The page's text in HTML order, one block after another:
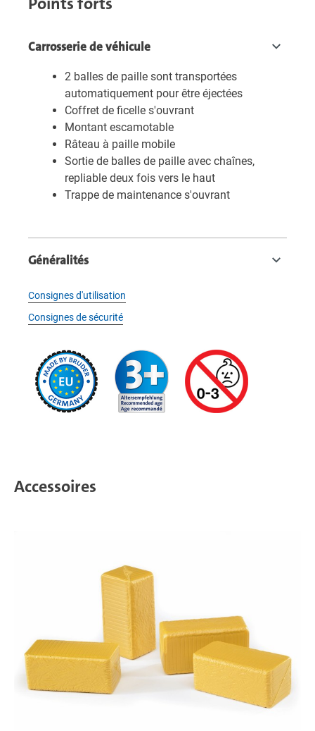
Carrosserie de véhicule
2 balles de paille sont transportées
automatiquement pour être éjectées
Coffret de ficelle s'ouvrant
Montant escamotable
Râteau à paille mobile
Sortie de balles de paille avec chaînes,
repliable deux fois vers le haut
Trappe de maintenance s'ouvrant
Généralités
Consignes d'utilisation
Consignes de sécurité
Accessoires